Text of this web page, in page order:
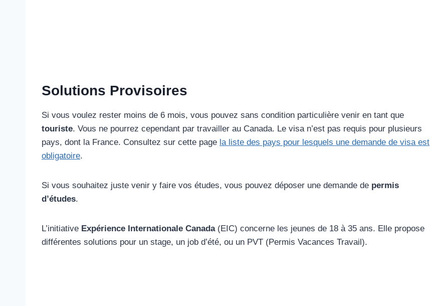
Solutions Provisoires
Si vous voulez rester moins de 6 mois, vous pouvez sans condition particulière venir en tant que
touriste. Vous ne pourrez cependant par travailler au Canada. Le visa n’est pas requis pour plusieurs
pays, dont la France. Consultez sur cette page la liste des pays pour lesquels une demande de visa est
obligatoire.
Si vous souhaitez juste venir y faire vos études, vous pouvez déposer une demande de permis
d’études.
L’initiative Expérience Internationale Canada(EIC) concerne les jeunes de 18 à 35 ans. Elle propose
différentes solutions pour un stage, un job d’été, ou un PVT (Permis Vacances Travail).